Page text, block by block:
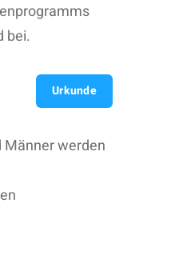
bei.
Urkunde
Männer werden